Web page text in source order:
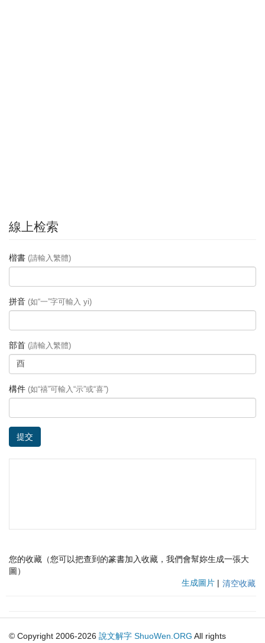
線上检索
楷書 (請輸入繁體)
拼音 (如“一”字可輸入 yi)
部首 (請輸入繁體)
構件 (如“禧”可輸入“示”或“喜”)
提交
您的收藏（您可以把查到的篆書加入收藏，我們會幫妳生成一張大
圖）
生成圖片 | 清空收藏
© Copyright 2006-2026 說文解字 ShuoWen.ORG All rights